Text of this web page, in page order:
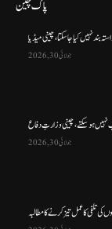
پاک چین
بند نہیں کیا جا سکتا، چینی میڈیا
جولائی 30, 2026
نہیں ہو سکتے ، چینی وزارتِ دفاع
جولائی 30, 2026
تلفی کا عمل تیز کرنے کا مطالبہ